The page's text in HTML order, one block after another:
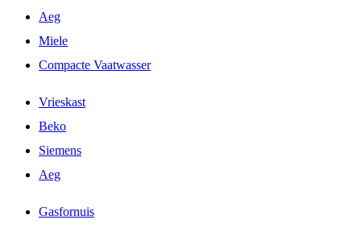
Aeg
Miele
Compacte Vaatwasser
Vrieskast
Beko
Siemens
Aeg
Gasfornuis